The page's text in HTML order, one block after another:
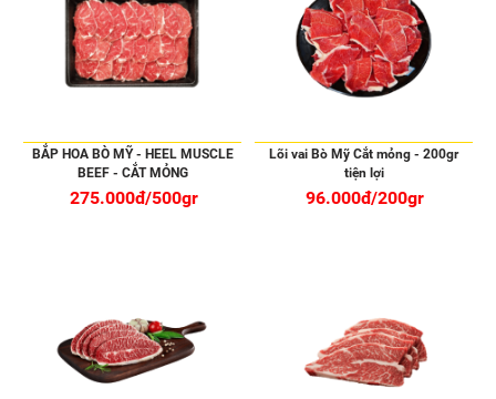
BẮP HOA BÒ MỸ - HEEL MUSCLE
BEEF - CẮT MỎNG
275.000đ/500gr
Lõi vai Bò Mỹ Cắt mỏng - 200gr
tiện lợi
96.000đ/200gr